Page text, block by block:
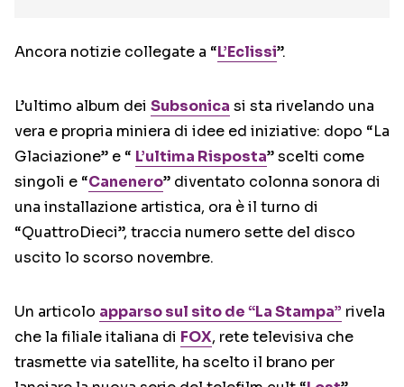
Ancora notizie collegate a “L’Eclissi”.
L’ultimo album dei Subsonica si sta rivelando una
vera e propria miniera di idee ed iniziative: dopo “La
Glaciazione” e “ L’ultima Risposta” scelti come
singoli e “Canenero” diventato colonna sonora di
una installazione artistica, ora è il turno di
“QuattroDieci”, traccia numero sette del disco
uscito lo scorso novembre.
Un articolo apparso sul sito de “La Stampa” rivela
che la filiale italiana di FOX, rete televisiva che
trasmette via satellite, ha scelto il brano per